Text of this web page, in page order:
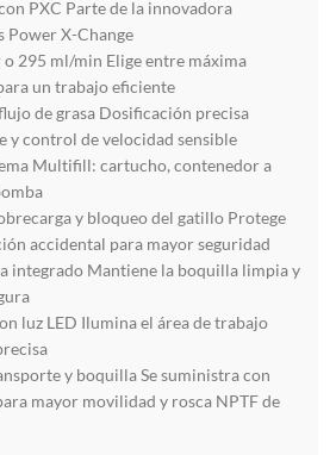
PXC Parte de la innovadora
Power X-Change
o 295 ml/min Elige entre máxima
un trabajo eficiente
de grasa Dosificación precisa
y control de velocidad sensible
Multifill: cartucho, contenedor a
y bloqueo del gatillo Protege
accidental para mayor seguridad
integrado Mantiene la boquilla limpia y
luz LED Ilumina el área de trabajo
y boquilla Se suministra con
mayor movilidad y rosca NPTF de